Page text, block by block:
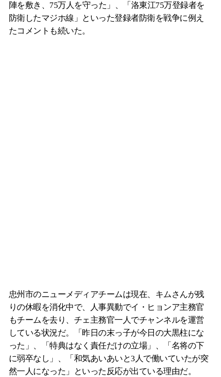
陣を敷き、75万人を守った」、「洛東江75万登録者を
防衛したマジホ線」といった登録者防衛を戦争に例え
たコメントも続いた。
忠州市のニューメディアチームは現在、キムさんが残
りの休暇を消化中で、人事異動でイ・ヒョンア主務官
もチームを去り、チェ主務官一人でチャンネルを運営
している状況だ。「昨日の末っ子が今日の大黒柱にな
った」、「特典はなく責任だけの立場」、「名将の下
に弱卒なし」、「和気あいあいと3人で働いていたが突
然一人になった」といった反応が出ている理由だ。